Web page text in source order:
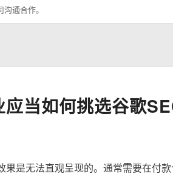
通合作。
当如何挑选谷歌
是无法直观呈现的。通常需要在付